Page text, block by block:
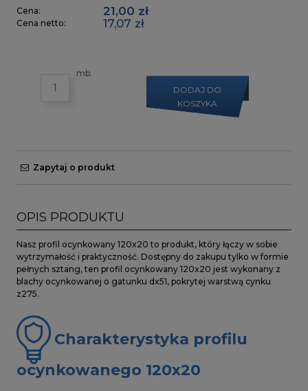
Cena: 21,00 zł
Cena netto: 17,07 zł
mb.
DODAJ DO
KOSZYKA
Zapytaj o produkt
OPIS PRODUKTU
Nasz profil ocynkowany 120x20 to produkt, który łączy w sobie
wytrzymałość i praktyczność. Dostępny do zakupu tylko w formie
pełnych sztang, ten profil ocynkowany 120x20 jest wykonany z
blachy ocynkowanej o gatunku dx51, pokrytej warstwą cynku
z275.
Charakterystyka profilu
ocynkowanego 120x20